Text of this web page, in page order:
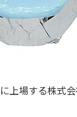
上場する株式